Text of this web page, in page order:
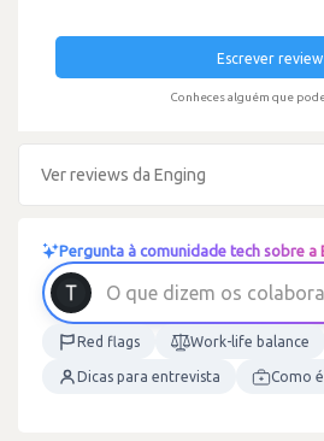
Escrever review
Conheces alguém que
Ver reviews da Enging
Pergunta à comunidade tech sobre a
O que d izem os colabora
Red flags Work-life balance
Dicas para entrevista Como